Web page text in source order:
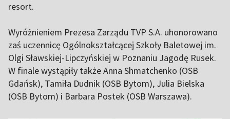
resort.
Wyróżnieniem Prezesa Zarządu TVP S.A. uhonorowano
zaś uczennicę Ogólnokształcącej Szkoły Baletowej im.
Olgi Sławskiej-Lipczyńskiej w Poznaniu Jagodę Rusek.
W finale wystąpiły także Anna Shmatchenko (OSB
Gdańsk), Tamiła Dudnik (OSB Bytom), Julia Bielska
(OSB Bytom) i Barbara Postek (OSB Warszawa).